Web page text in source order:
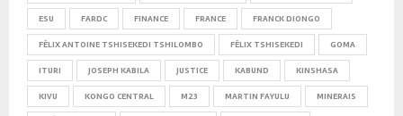
ESU FARDC FINANCE FRANCE FRANCK DIONGO
FÉLIX ANTOINE TSHISEKEDI TSHILOMBO FÉLIX TSHISEKEDI GOMA
ITURI JOSEPH KABILA JUSTICE KABUND KINSHASA
KIVU KONGO CENTRAL M23 MARTIN FAYULU MINERAIS